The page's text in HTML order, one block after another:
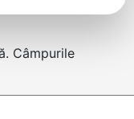
Câmpurile